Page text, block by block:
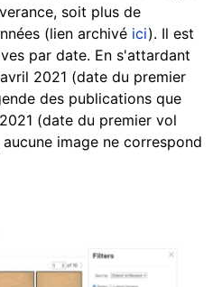
soit plus de
(lien archivé ici). Il est
par date. En s'attardant
2021 (date du premier
des publications que
(date du premier vol
image ne correspond